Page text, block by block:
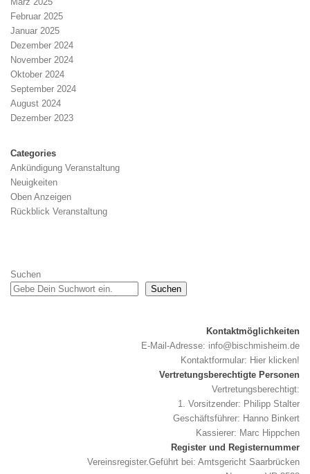
Februar 2025
Januar 2025
Dezember 2024
November 2024
Oktober 2024
September 2024
August 2024
Dezember 2023
Categories
Ankündigung Veranstaltung
Neuigkeiten
Oben Anzeigen
Rückblick Veranstaltung
Suchen
Suchen
Kontaktmöglichkeiten
E-Mail-Adresse: info@bischmisheim.de
Kontaktformular: Hier klicken!
Vertretungsberechtigte Personen
Vertretungsberechtigt:
1. Vorsitzender: Philipp Stalter
Geschäftsführer: Hanno Binkert
Kassierer: Marc Hippchen
Register und Registernummer
Vereinsregister.Geführt bei: Amtsgericht Saarbrücken